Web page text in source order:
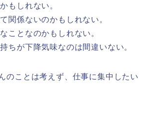
もしれない。
関係ないのかもしれない。
ことなのかもしれない。
ちが下降気味なのは間違いない。
のことは考えず、仕事に集中したい